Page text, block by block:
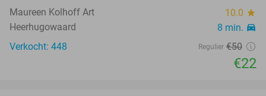
Maureen Kolhoff Art 10.0 star
Heerhugowaard 8 min. directions_car
Verkocht: 448 Regulier €50
€22